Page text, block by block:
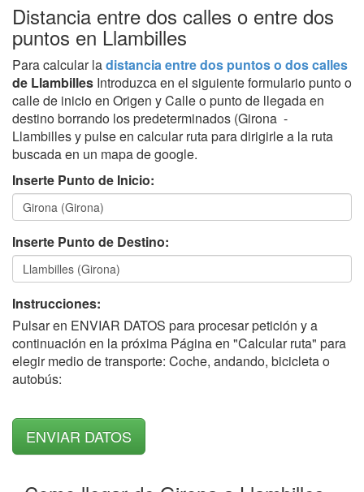
Distancia entre dos calles o entre dos
puntos en Llambilles
Para calcular ladistancia entre dos puntos o dos calles
de Llambilles Introduzca en el siguiente formulario punto o
calle de inicio en Origen y Calle o punto de llegada en
destino borrando los predeterminados (Girona -
Llambilles y pulse en calcular ruta para dirigirle a la ruta
buscada en un mapa de google.
Inserte Punto de Inicio:
Inserte Punto de Destino:
Instrucciones:
Pulsar en ENVIAR DATOS para procesar petición y a
continuación en la próxima Página en "Calcular ruta" para
elegir medio de transporte: Coche, andando, bicicleta o
autobús: